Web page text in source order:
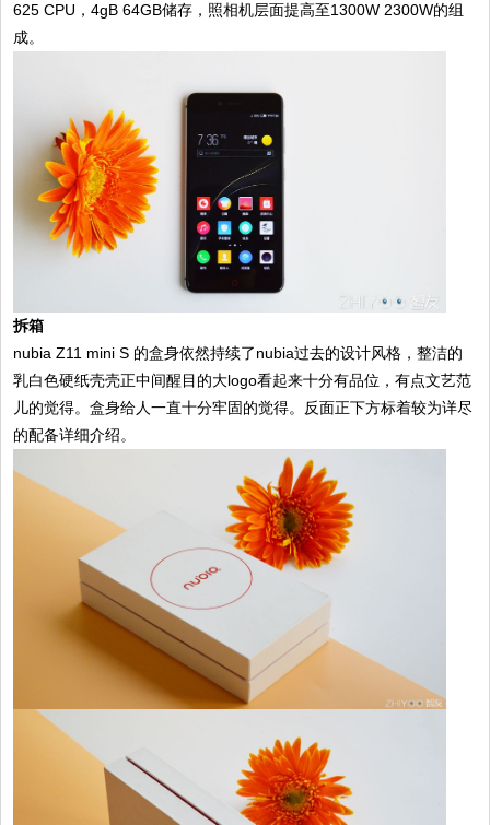
625 CPU，4gB 64GB储存，照相机层面提高至1300W 2300W的组
成。
拆箱
nubia Z11 mini S 的盒身依然持续了nubia过去的设计风格，整洁的
乳白色硬纸壳壳正中间醒目的大logo看起来十分有品位，有点文艺范
儿的觉得。盒身给人一直十分牢固的觉得。反面正下方标着较为详尽
的配备详细介绍。